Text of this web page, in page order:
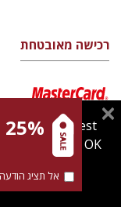
רכישה מאובטחת
you the best
you're OK
policy
25% הנחה ברכישה ראשונה
אל תציג הודעה